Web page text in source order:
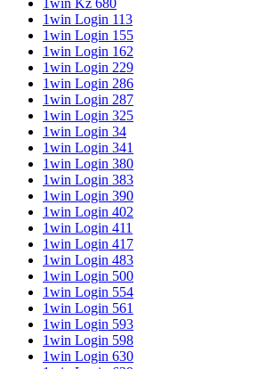
1win Kz 680
1win Login 113
1win Login 155
1win Login 162
1win Login 229
1win Login 286
1win Login 287
1win Login 325
1win Login 34
1win Login 341
1win Login 380
1win Login 383
1win Login 390
1win Login 402
1win Login 411
1win Login 417
1win Login 483
1win Login 500
1win Login 554
1win Login 561
1win Login 593
1win Login 598
1win Login 630